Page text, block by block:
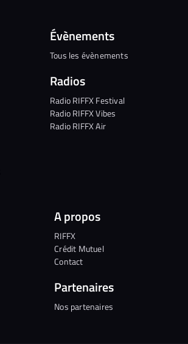
Évènements
Tous les évènements
Radios
Radio RIFFX Festival
Radio RIFFX Vibes
Radio RIFFX Air
A propos
RIFFX
Crédit Mutuel
Contact
Partenaires
Nos partenaires